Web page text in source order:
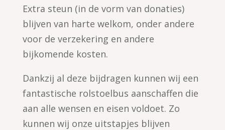
Extra steun (in de vorm van donaties)
blijven van harte welkom, onder andere
voor de verzekering en andere
bijkomende kosten.
Dankzij al deze bijdragen kunnen wij een
fantastische rolstoelbus aanschaffen die
aan alle wensen en eisen voldoet. Zo
kunnen wij onze uitstapjes blijven